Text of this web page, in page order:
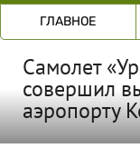
ГЛАВНОЕ
Самолет
совершил
аэропорту